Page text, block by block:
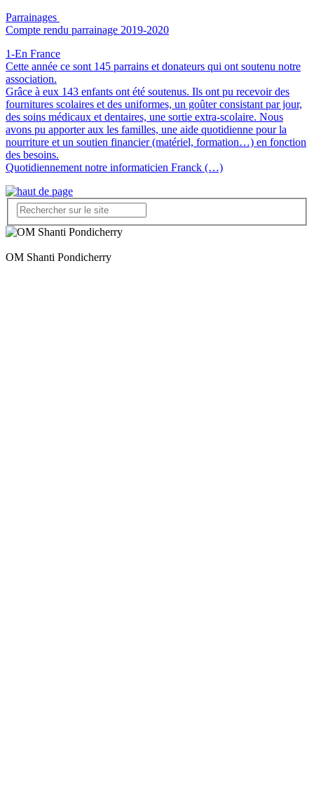
Parrainages
Compte rendu parrainage 2019-2020
1-En France
Cette année ce sont 145 parrains et donateurs qui ont soutenu notre
association.
Grâce à eux 143 enfants ont été soutenus. Ils ont pu recevoir des
fournitures scolaires et des uniformes, un goûter consistant par jour,
des soins médicaux et dentaires, une sortie extra-scolaire. Nous
avons pu apporter aux les familles, une aide quotidienne pour la
nourriture et un soutien financier (matériel, formation…) en fonction
des besoins.
Quotidiennement notre informaticien Franck (…)
OM Shanti Pondicherry